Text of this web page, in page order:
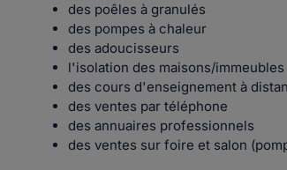
des poêles à granulés
des pompes à chaleur
des adoucisseurs
l'isolation des maisons/immeubles
des cours d'enseignement à
des ventes par téléphone
des annuaires professionnels
des ventes sur foire et salon